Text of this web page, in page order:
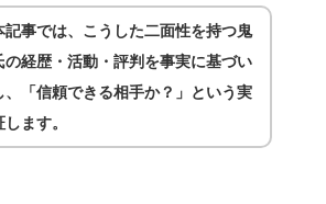
記事では、こうした二面性を持つ鬼
の経歴・活動・評判を事実に基づい
、「信頼できる相手か？」という実
ます。